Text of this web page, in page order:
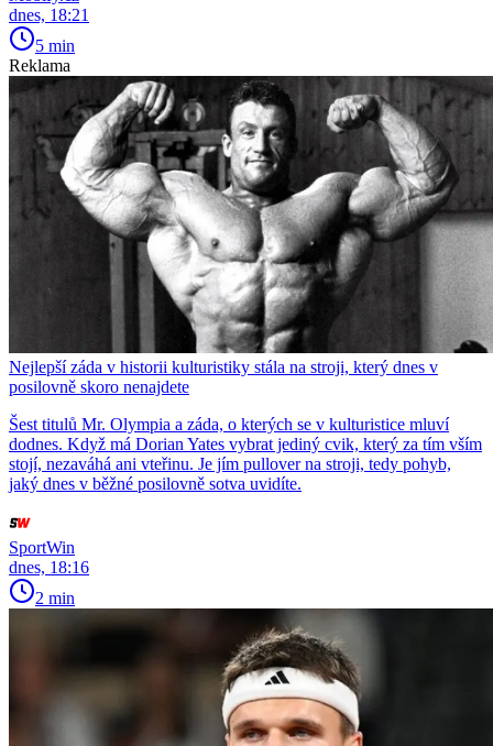
dnes, 18:21
5 min
Reklama
Nejlepší záda v historii kulturistiky stála na stroji, který dnes v
posilovně skoro nenajdete
Šest titulů Mr. Olympia a záda, o kterých se v kulturistice mluví
dodnes. Když má Dorian Yates vybrat jediný cvik, který za tím vším
stojí, nezaváhá ani vteřinu. Je jím pullover na stroji, tedy pohyb,
jaký dnes v běžné posilovně sotva uvidíte.
SportWin
dnes, 18:16
2 min